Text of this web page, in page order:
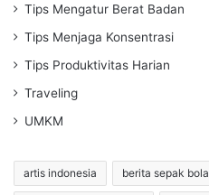
Tips Mengatur Berat Badan
Tips Menjaga Konsentrasi
Tips Produktivitas Harian
Traveling
UMKM
artis indonesia berita sepak bola